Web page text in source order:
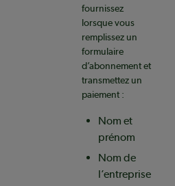
fournissez
lorsque vous
remplissez un
formulaire
d’abonnement et
transmettez un
paiement :
Nom et
prénom
Nom de
l’entreprise